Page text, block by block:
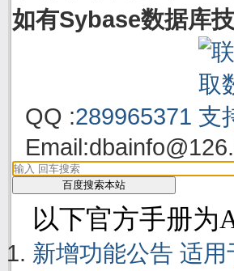
如有Sybase数据库
QQ :289965371
Email:
以下官方手册为
新增功能公告 适